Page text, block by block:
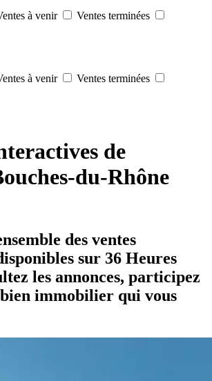
à venir Ventes terminées
à venir Ventes terminées
de
du-Rhône
des ventes
sur 36 Heures
les annonces, participez
immobilier qui vous